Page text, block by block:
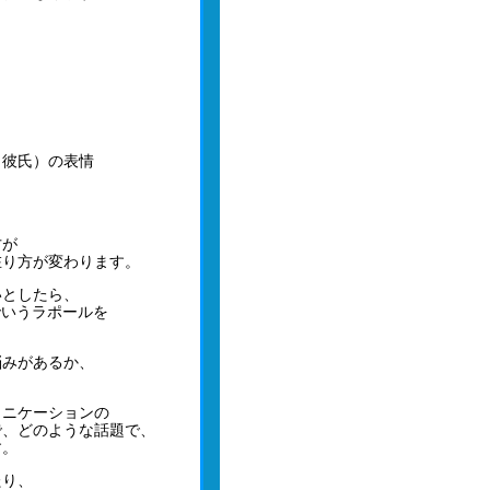
氏）の表情
方が変わります。
したら、
うラポールを
があるか、
ケーションの
どのような話題で、
、